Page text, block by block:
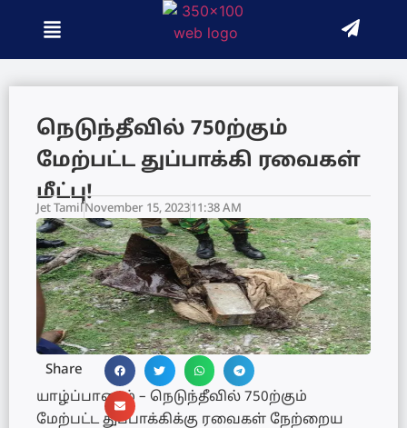
நெடுந்தீவில் 750ற்கும்
மேற்பட்ட துப்பாக்கி ரவைகள்
மீட்பு!
Jet TamilNovember 15, 202311:38 AM
Share
யாழ்ப்பாணம் – நெடுந்தீவில் 750ற்கும்
மேற்பட்ட துப்பாக்கிக்கு ரவைகள் நேற்றைய